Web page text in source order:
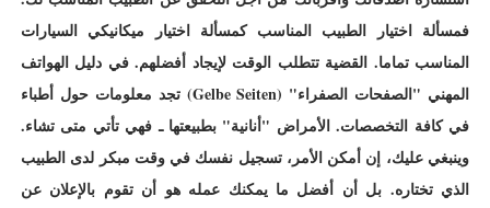
فمسألة اختيار الطبيب المناسب كمسألة اختيار ميكانيكي السيارات
المناسب تماما. القضية تتطلب الوقت لإيجاد أفضلهم. في دليل الهواتف
المهني "الصفحات الصفراء" (Gelbe Seiten) تجد معلومات حول أطباء
في كافة التخصصات. الأمراض "أنانية" بطبيعتها ـ فهي تأتي متى تشاء.
وينبغي عليك، إن أمكن الأمر، تسجيل نفسك في وقت مبكر لدى الطبيب
الذي تختاره. بل أن أفضل ما يمكنك عمله هو أن تقوم بالإعلان عن